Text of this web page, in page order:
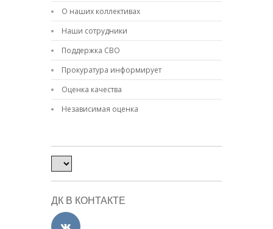
О наших коллективах
Наши сотрудники
Поддержка СВО
Прокуратура информирует
Оценка качества
Независимая оценка
ДК В КОНТАКТЕ